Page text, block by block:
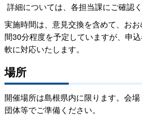
詳細については、各担当課にご確認く
実施時間は、意見交換を含めて、お
間30分程度を予定していますが、申
軟に対応いたします。
場所
開催場所は島根県内に限ります。会
団体等でご準備ください。